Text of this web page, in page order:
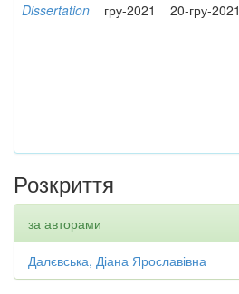
Dissertation гру-2021 20-гру-2021
Розкриття
за авторами
Далєвська, Діана Ярославівна